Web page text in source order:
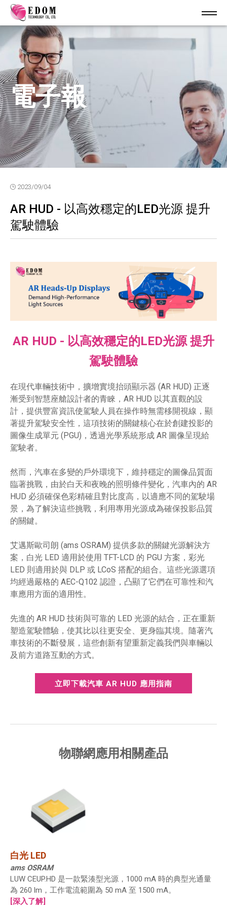
電子報
2023/09/04
AR HUD - 以高效穩定的LED光源 提升
駕駛體驗
AR HUD - 以高效穩定的LED光源 提升
駕駛體驗
在現代車輛技術中，擴增實境抬頭顯示器 (AR HUD) 正逐
漸受到智慧座艙設計者的青睞，AR HUD 以其直觀的設
計，提供豐富資訊使駕駛人員在操作時無需移開視線，顯
著提升駕駛安全性，這項技術的關鍵核心在於創建投影的
圖像生成單元 (PGU)，透過光學系統形成 AR 圖像呈現給
駕駛者。
然而，汽車在多變的戶外環境下，維持穩定的圖像品質面
臨著挑戰，由於白天和夜晚的照明條件變化，汽車內的 AR
HUD 必須確保色彩精確且對比度高，以適應不同的駕駛場
景，為了解決這些挑戰，利用專用光源成為確保投影品質
的關鍵。
艾邁斯歐司朗 (ams OSRAM) 提供多款的關鍵光源解決方
案，白光 LED 適用於使用 TFT-LCD 的 PGU 方案，彩光
LED 則適用於與 DLP 或 LCoS 搭配的組合。這些光源選項
均經過嚴格的 AEC-Q102 認證，凸顯了它們在可靠性和汽
車應用方面的適用性。
先進的 AR HUD 技術與可靠的 LED 光源的結合，正在重新
塑造駕駛體驗，使其比以往更安全、更身臨其境。隨著汽
車技術的不斷發展，這些創新有望重新定義我們與車輛以
及前方道路互動的方式。
立即下載汽車 AR HUD 應用指南
物聯網應用相關產品
白光 LED
ams OSRAM
LUW CEUP.HD 是一款緊湊型光源，1000 mA 時的典型光通量
為 260 lm，工作電流範圍為 50 mA 至 1500 mA。
[深入了解]